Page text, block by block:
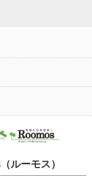
ルーモス）